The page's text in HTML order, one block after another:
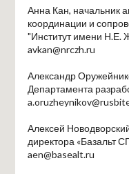
Анна Кан, начальник
координации и
"Институт имени Н.Е.
avkan@nrczh.ru
Александр
Департамента
Алексей
директора «Базальт
aen@basealt.ru